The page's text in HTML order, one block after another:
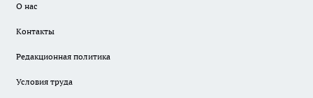
О нас
Контакты
Редакционная политика
Условия труда